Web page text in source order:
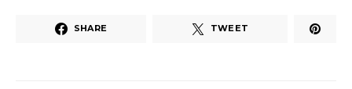
SHARE TWEET